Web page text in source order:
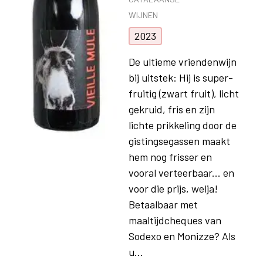
WIJNEN
2023
De ultieme vriendenwijn
bij uitstek: Hij is super-
fruitig (zwart fruit), licht
gekruid, fris en zijn
lichte prikkeling door de
gistingsegassen maakt
hem nog frisser en
vooral verteerbaar... en
voor die prijs, welja!
Betaalbaar met
maaltijdcheques van
Sodexo en Monizze? Als
u...